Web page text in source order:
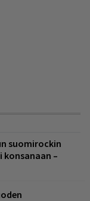
suomirockin
konsanaan –